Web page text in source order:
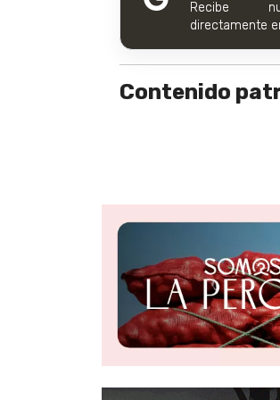
Recibe
directamente
Contenido